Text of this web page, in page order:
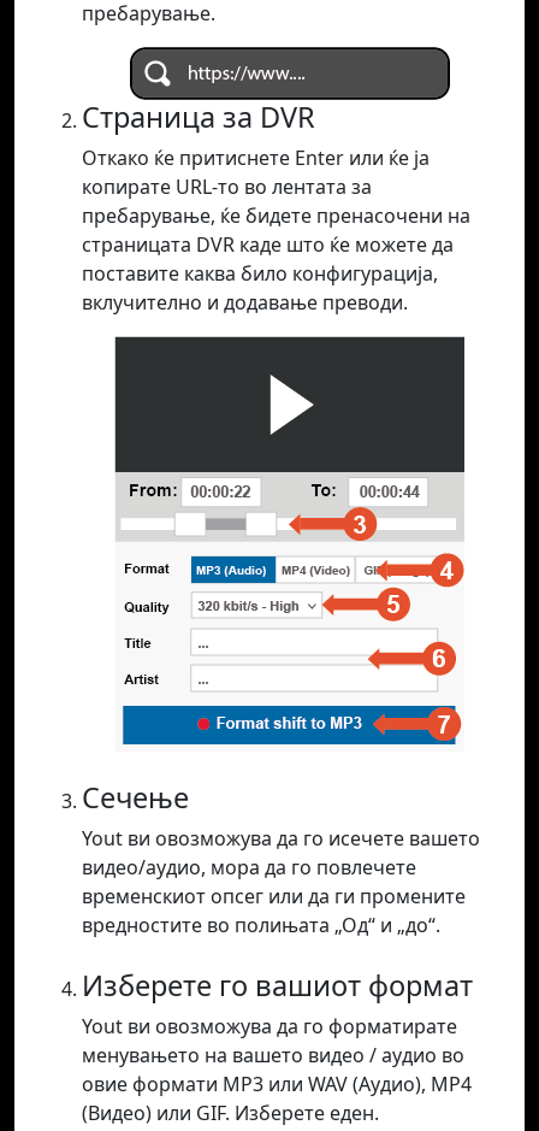
пребарување.
Страница за DVR
Откако ќе притиснете Enter или ќе ја
копирате URL-то во лентата за
пребарување, ќе бидете пренасочени на
страницата DVR каде што ќе можете да
поставите каква било конфигурација,
вклучително и додавање преводи.
Сечење
Yout ви овозможува да го исечете вашето
видео/аудио, мора да го повлечете
временскиот опсег или да ги промените
вредностите во полињата „Од“ и „до“.
Изберете го вашиот формат
Yout ви овозможува да го форматирате
менувањето на вашето видео / аудио во
овие формати MP3 или WAV (Аудио), MP4
(Видео) или GIF. Изберете еден.